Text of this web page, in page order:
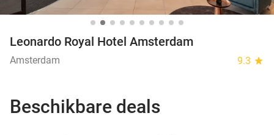
Leonardo Royal Hotel Amsterdam
Amsterdam 9.3 star
Beschikbare deals